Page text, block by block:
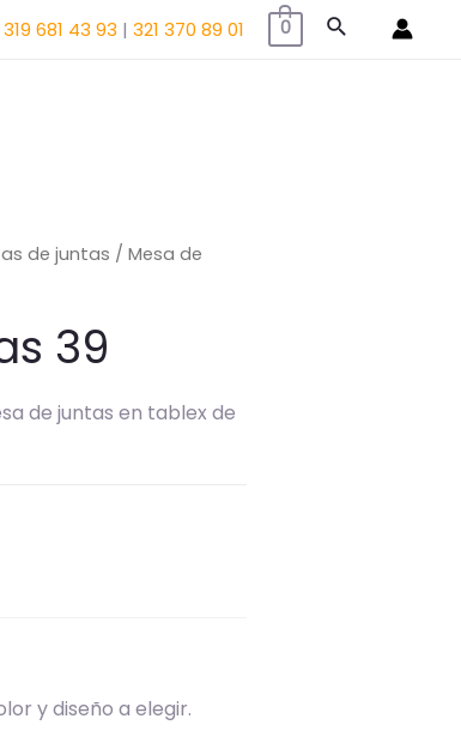
319 681 43 93 | 321 370 89 01 0 Buscar
de juntas / Mesa de
39
de juntas en tablex de
y diseño a elegir.